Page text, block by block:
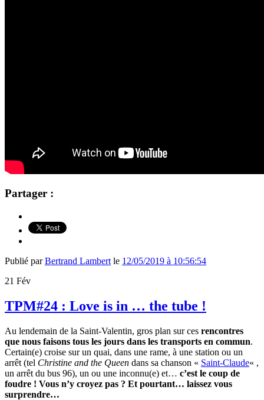
Partager :
Publié parBertrand Lambert le 12/05/2019 à 10:56:54
21 Fév
TPM#24 : Love is in … the tube !
Au lendemain de la Saint-Valentin, gros plan sur ces rencontres
que nous faisons tous les jours dans les transports en commun.
Certain(e) croise sur un quai, dans une rame, à une station ou un
arrêt (tel Christine and the Queen dans sa chanson « Saint-Claude« ,
un arrêt du bus 96), un ou une inconnu(e) et… c’est le coup de
foudre ! Vous n’y croyez pas ? Et pourtant… laissez vous
surprendre…